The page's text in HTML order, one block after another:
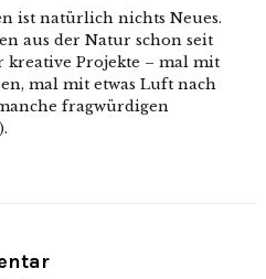
ist natürlich nichts Neues.
aus der Natur schon seit
kreative Projekte – mal mit
mal mit etwas Luft nach
fragwürdigen